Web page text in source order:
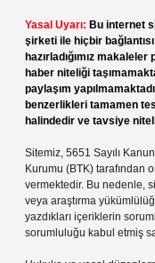
Yasal Uyarı: Bu internet
şirketi ile hiçbir
hazırladığımız
haber niteliği
paylaşım
benzerlikleri tamamen
halindedir ve tavsiye
Sitemiz, 5651 Sayılı
Kurumu (BTK) tarafından
vermektedir. Bu nedenle,
veya araştırma
yazdıkları içeriklerin
sorumluluğu kabul etmiş